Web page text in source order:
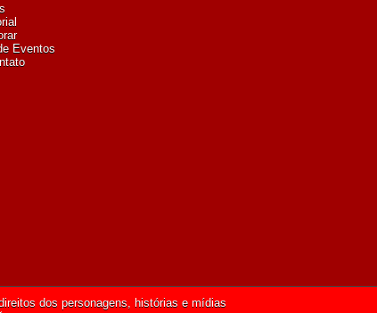
Eventos
dos personagens, histórias e mídias